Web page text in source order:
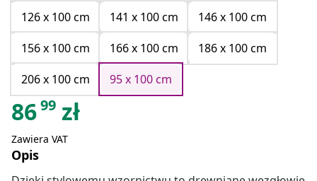
126 x 100 cm
141 x 100 cm
146 x 100 cm
156 x 100 cm
166 x 100 cm
186 x 100 cm
206 x 100 cm
95 x 100 cm
8699 zł
Zawiera VAT
Opis